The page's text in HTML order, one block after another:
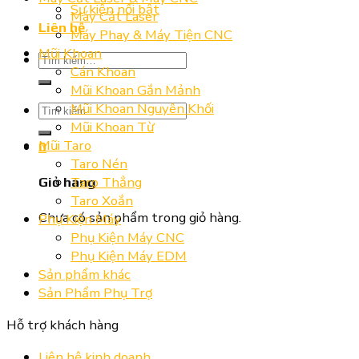
Sự kiện nổi bật
Liên hệ
Tìm
kiếm:
Tìm
kiếm:
0
Giỏ hàng
Chưa có sản phẩm trong giỏ hàng.
Máy Cắt Laser
Máy Phay & Máy Tiện CNC
Mũi Khoan
Cán Khoan
Mũi Khoan Gắn Mảnh
Mũi Khoan Nguyên Khối
Mũi Khoan Từ
Mũi Taro
Taro Nén
Taro Thẳng
Taro Xoắn
Phụ Kiện Máy
Phụ Kiện Máy CNC
Phụ Kiện Máy EDM
Sản phẩm khác
Sản Phẩm Phụ Trợ
Hỗ trợ khách hàng